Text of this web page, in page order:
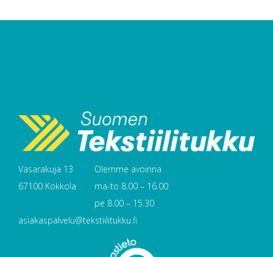
Vasarakuja 13
67100 Kokkola
Olemme avoinna
ma-to 8.00 – 16.00
pe 8.00 – 15.30
asiakaspalvelu@tekstiilitukku.fi